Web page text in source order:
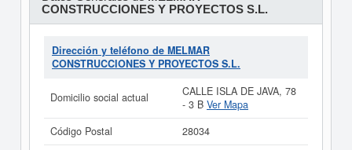
CONSTRUCCIONES Y PROYECTOS S.L.
Dirección y teléfono de MELMAR
CONSTRUCCIONES Y PROYECTOS S.L.
Domicilio social actual
CALLE ISLA DE JAVA, 78
- 3 B Ver Mapa
Código Postal
28034